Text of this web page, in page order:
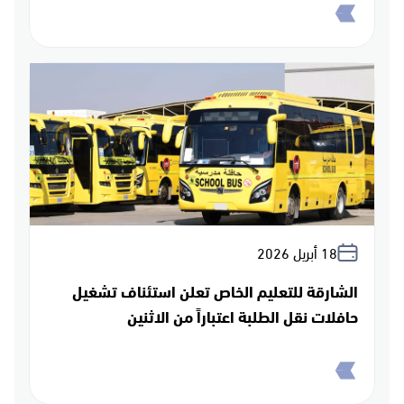
18 أبريل 2026
الشارقة للتعليم الخاص تعلن استئناف تشغيل
حافلات نقل الطلبة اعتباراً من الاثنين